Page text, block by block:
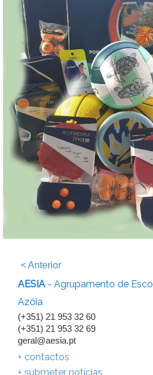
<Anterior
AESIA- Agrupamento de
Azóia
(+351) 21 953 32 60
(+351) 21 953 32 69
geral@aesia.pt
+ contactos
+ submeter notícias